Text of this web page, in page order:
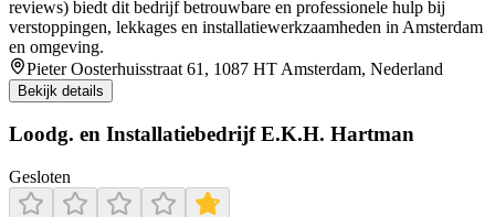
reviews) biedt dit bedrijf betrouwbare en professionele hulp bij
verstoppingen, lekkages en installatiewerkzaamheden in Amsterdam
en omgeving.
Pieter Oosterhuisstraat 61, 1087 HT Amsterdam, Nederland
Bekijk details
Loodg. en Installatiebedrijf E.K.H. Hartman
Gesloten